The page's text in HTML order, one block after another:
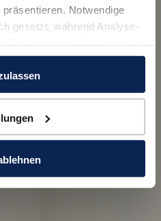
Notwendige
gesetzt, während Analyse-
z.B. in den USA,
nicht mit den gleichen
sind wie in der EU.
mit "Alle zulassen" oder
Cookies mit "Alle ablehnen".
zu unseren Partnern